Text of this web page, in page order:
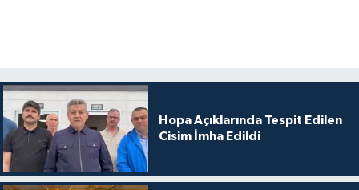
Hopa Açıklarında Tespit Edilen
Cisim İmha Edildi